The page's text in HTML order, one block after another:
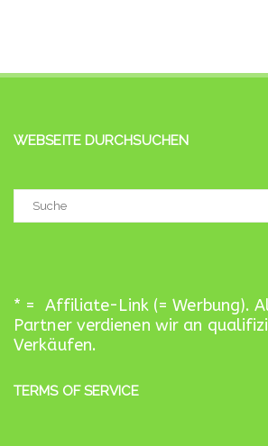
WEBSEITE DURCHSUCHEN
Suchergebnis
* = Affiliate-Link (= Werbung).
Partner verdienen wir an
Verkäufen.
TERMS OF SERVICE